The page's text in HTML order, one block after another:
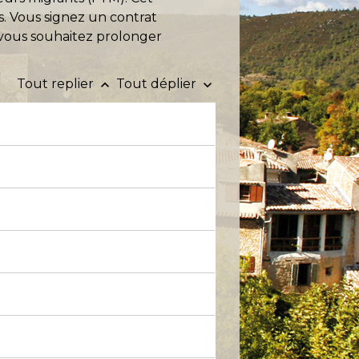
Vous signez un contrat
souhaitez prolonger
Tout replier keyboard_arrow_up Tout déplier keyboard_arrow_down